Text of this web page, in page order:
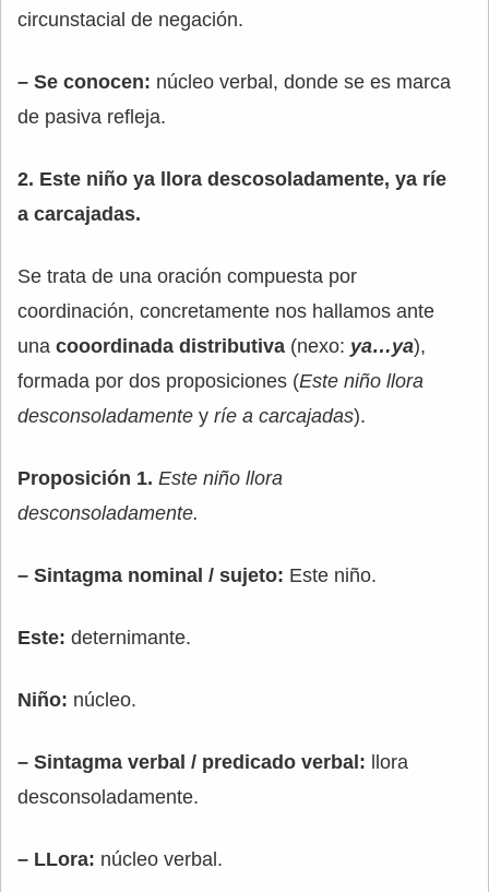
circunstacial de negación.
– Se conocen: núcleo verbal, donde se es marca
de pasiva refleja.
2. Este niño ya llora descosoladamente, ya ríe
a carcajadas.
Se trata de una oración compuesta por
coordinación, concretamente nos hallamos ante
una cooordinada distributiva (nexo: ya…ya),
formada por dos proposiciones (Este niño llora
desconsoladamente y ríe a carcajadas).
Proposición 1. Este niño llora
desconsoladamente.
– Sintagma nominal / sujeto: Este niño.
Este: deternimante.
Niño: núcleo.
– Sintagma verbal / predicado verbal: llora
desconsoladamente.
– LLora: núcleo verbal.